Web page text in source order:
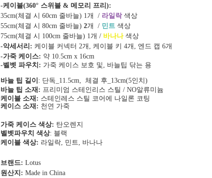
-케이블(360° 스위블 & 메모리 프리):
35cm(체결 시 60cm 줄바늘) 1개 / 라일락 색상
55cm(체결 시 80cm 줄바늘) 2개 / 민트 색상
75cm(체결 시 100cm 줄바늘) 1개 / 바나나 색상
-악세서리: 케이블 커넥터 2개, 케이블 키 4개, 엔드 캡 6개
-가죽 케이스: 약 10.5cm x 16cm
-벨벳 파우치: 가죽 케이스 보호 및, 바늘팁 닦는 용
바늘 팁 길이 : 단독_11.5cm, 체결 후_13cm(5인치)
바늘 팁 소재: 프리미엄 스테인리스 스틸 / NO알류미늄
케이블 소재: 스테인레스 스틸 코어에 나일론 코팅
케이스 소재: 천연 가죽
가죽 케이스 색상: 탄오렌지
벨벳파우치 색상: 블랙
케이블 색상: 라일락, 민트, 바나나
브랜드: Lotus
원산지: Made in China